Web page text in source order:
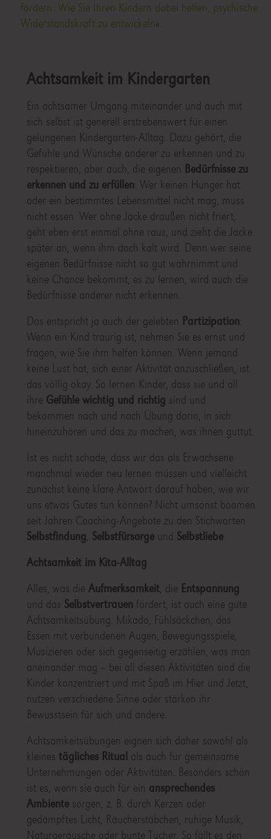
fördern: Wie Sie Ihren Kindern dabei helfen, psychische
Widerstandskraft zu entwickeln«.
Achtsamkeit im Kindergarten
Ein achtsamer Umgang miteinander und auch mit
sich selbst ist generell erstrebenswert für einen
gelungenen Kindergarten-Alltag. Dazu gehört, die
Gefühle und Wünsche anderer zu erkennen und zu
respektieren, aber auch, die eigenen Bedürfnisse zu
erkennen und zu erfüllen : Wer keinen Hunger hat
oder ein bestimmtes Lebensmittel nicht mag, muss
nicht essen. Wer ohne Jacke draußen nicht friert,
geht eben erst einmal ohne raus, und zieht die Jacke
später an, wenn ihm doch kalt wird. Denn wer seine
eigenen Bedürfnisse nicht so gut wahrnimmt und
keine Chance bekommt, es zu lernen, wird auch die
Bedürfnisse anderer nicht erkennen.
Das entspricht ja auch der gelebten Partizipation
Wenn ein Kind traurig ist, nehmen Sie es ernst und
fragen, wie Sie ihm helfen können. Wenn jemand
keine Lust hat, sich einer Aktivität anzuschließen, ist
das völlig okay. So lernen Kinder, dass sie und all
ihre Gefühle wichtig und richtig sind und
bekommen nach und nach Übung darin, in sich
hineinzuhören und das zu machen, was ihnen guttut.
Ist es nicht schade, dass wir das als Erwachsene
manchmal wieder neu lernen müssen und vielleicht
zunächst keine klare Antwort darauf haben, wie wir
uns etwas Gutes tun können? Nicht umsonst boomen
seit Jahren Coaching-Angebote zu den Stichworten
Selbstfindung Selbstfürsorgeund Selbstliebe.
Achtsamkeit im Kita-Alltag
Alles, was die Aufmerksamkeit, die Entspannung
und das Selbstvertrauen fördert, ist auch eine gute
Achtsamkeitsübung. Mikado, Fühlsäckchen, das
Essen mit verbundenen Augen, Bewegungsspiele,
Musizieren oder sich gegenseitig erzählen, was man
aneinander mag – bei all diesen Aktivitäten sind die
Kinder konzentriert und mit Spaß im Hier und Jetzt,
nutzen verschiedene Sinne oder stärken ihr
Bewusstsein für sich und andere.
Achtsamkeitsübungen eignen sich daher sowohl als
kleines tägliches Ritual als auch für gemeinsame
Unternehmungen oder Aktivitäten. Besonders schön
ist es, wenn sie auch für ein ansprechendes
Ambiente sorgen, z. B. durch Kerzen oder
gedämpftes Licht, Räucherstäbchen, ruhige Musik,
Naturgeräusche oder bunte Tücher. So fällt es den